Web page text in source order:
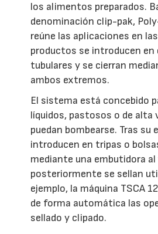
los alimentos preparados.
denominación clip-pak,
reúne las aplicaciones en
productos se introducen en
tubulares y se cierran
ambos extremos.
El sistema está concebido
líquidos, pastosos o de alta
puedan bombearse. Tras su
introducen en tripas o
mediante una embutidora
posteriormente se sellan
ejemplo, la máquina TSCA
de forma automática las
sellado y clipado.